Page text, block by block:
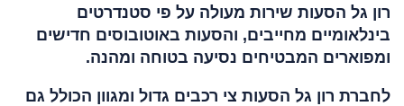
רון גל הסעות שירות מעולה על פי סטנדרטים
בינלאומיים מחייבים, והסעות באוטובוסים חדישים
ומפוארים המבטיחים נסיעה בטוחה ומהנה.
לחברת רון גל הסעות צי רכבים גדול ומגוון הכולל גם